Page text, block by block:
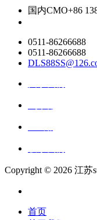
国内CMO+86
0511-86266688
0511-86266688
Copyright © 2026 江苏
首页